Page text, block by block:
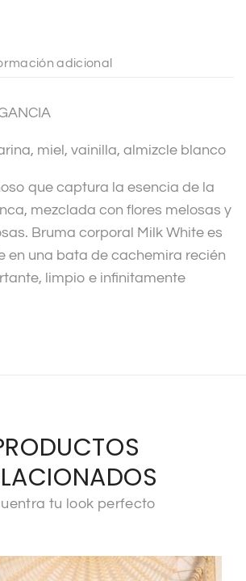
adicional
miel, vainilla, almizcle blanco
que captura la esencia de la
mezclada con flores melosas y
Bruma corporal Milk White es
en una bata de cachemira recién
limpio e infinitamente
tu look perfecto